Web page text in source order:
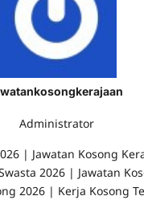
Administrator
| Jawatan Kosong
2026 | Jawatan
2026 | Kerja Kosong